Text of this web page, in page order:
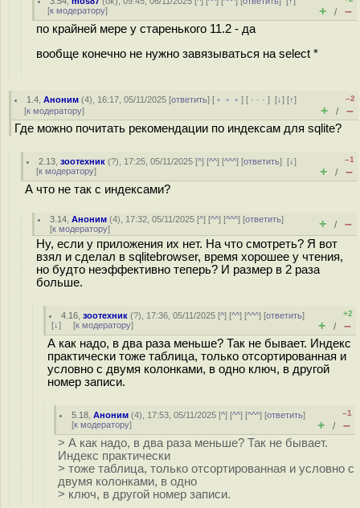
[к модератору] + / –
по крайней мере у старенького 11.2 - да
вообще конечно не нужно завязываться на select *
1.4 ,Аноним (4), 16:17, 05/11/2025 [ответить] [ ﹢﹢﹢] [ · · ·][↓] [↑]
[к модератору]
–2
+ / –
Где можно почитать рекомендации по индексам для sqlite?
2.13 ,зоотехник (?), 17:25, 05/11/2025 [^] [^^] [^^^] [ответить][↓]
[к модератору]
–1
+ / –
А что не так с индексами?
3.14 ,Аноним (4), 17:32, 05/11/2025 [^] [^^] [^^^] [ответить]
[к модератору] + / –
Ну, если у приложения их нет. На что смотреть? Я вот
взял и сделал в sqlitebrowser, время хорошее у чтения,
но будто неэффективно теперь? И размер в 2 раза
больше.
4.16 ,зоотехник (?), 17:36, 05/11/2025 [^] [^^] [^^^] [ответить]
[↓] [к модератору]
+2
+ / –
А как надо, в два раза меньше? Так не бывает. Индекс
практически тоже таблица, только отсортированная и
условно с двумя колонками, в одно ключ, в другой
номер записи.
5.18 ,Аноним (4), 17:53, 05/11/2025 [^] [^^] [^^^] [ответить]
[к модератору]
–1
+ / –
> А как надо, в два раза меньше? Так не бывает.
Индекс практически
> тоже таблица, только отсортированная и условно с
двумя колонками, в одно
> ключ, в другой номер записи.